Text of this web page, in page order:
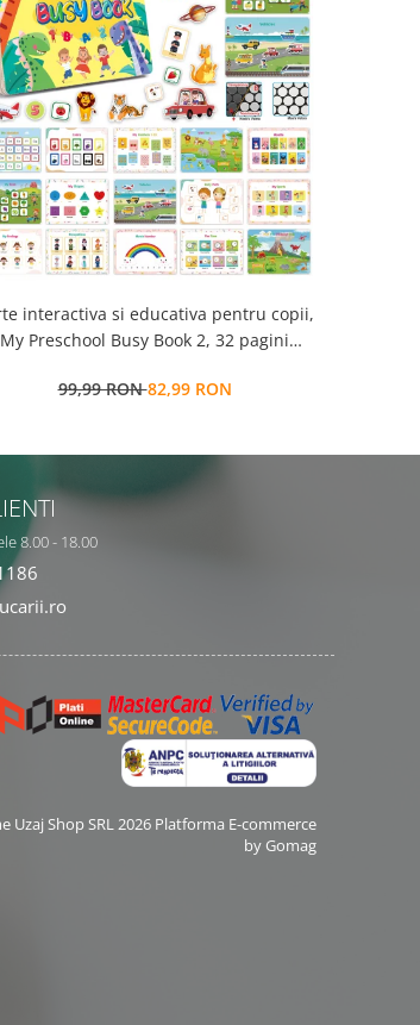
interactiva si educativa pentru copii,
My Preschool Busy Book 2, 32 pagini
repozitionabile, Limba Engleza, 3 ani+,
99,99 RON82,99 RON
8.00 - 18.00
Shop SRL 2026 Platforma E-commerce
by Gomag